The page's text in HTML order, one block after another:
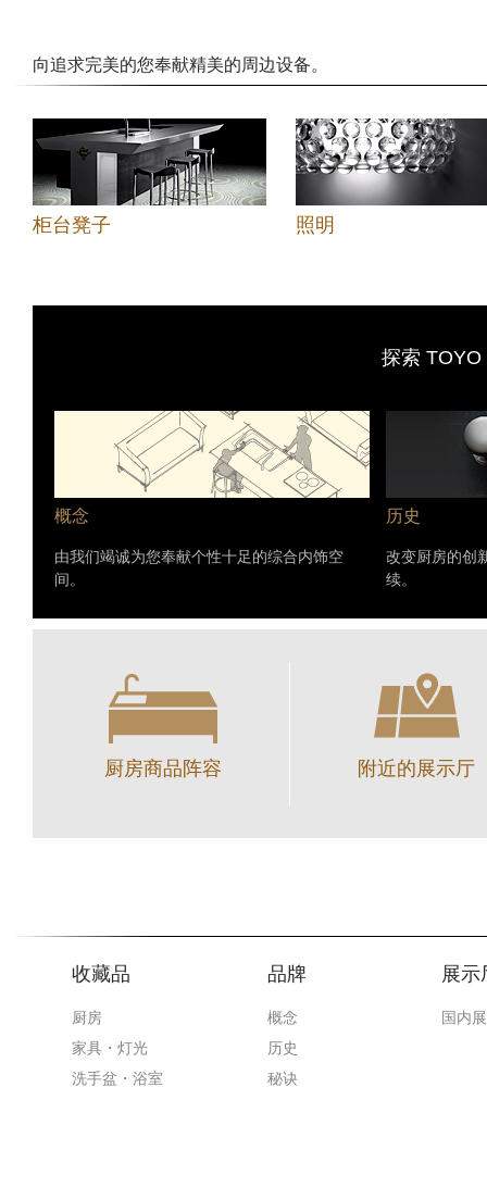
向追求完美的您奉献精美的周边设备。
柜台凳子 照明
探索
概念
由我们竭诚为您奉献个性十足的综合内饰空
间。
历史
改变厨房的创
续。
厨房商品阵容 附近的展示厅
收藏品
厨房
家具・灯光
洗手盆・浴室
品牌
概念
历史
秘诀
展示
国内